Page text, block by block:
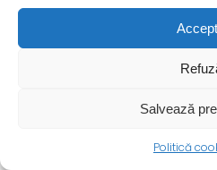
Salvează
Politică
Institutul Național de